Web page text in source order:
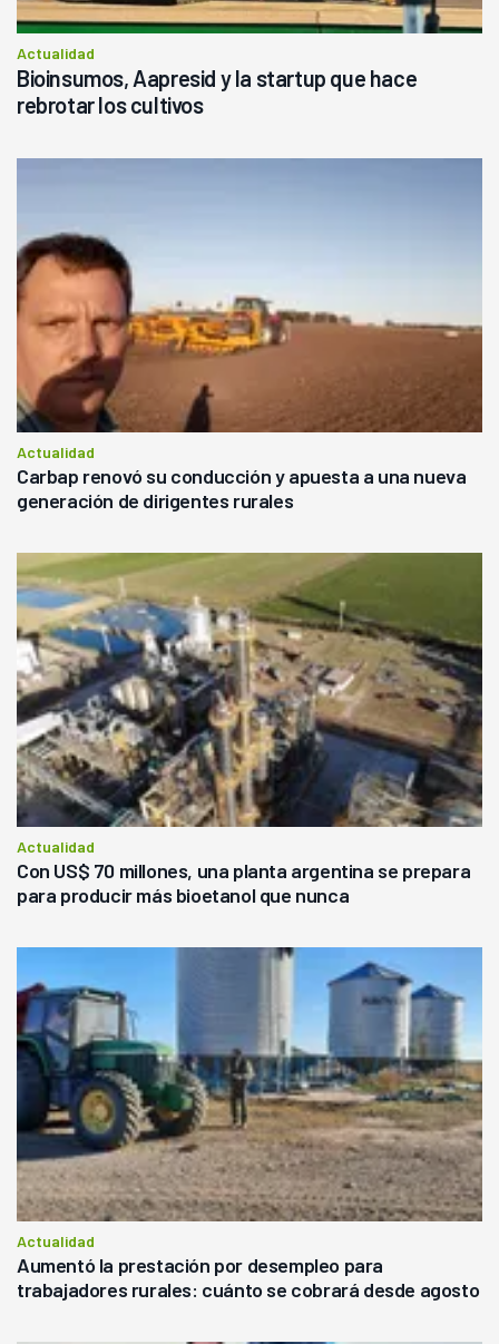
Actualidad
Bioinsumos, Aapresid y la startup que hace
rebrotar los cultivos
Actualidad
Carbap renovó su conducción y apuesta a una nueva
generación de dirigentes rurales
Actualidad
Con US$ 70 millones, una planta argentina se prepara
para producir más bioetanol que nunca
Actualidad
Aumentó la prestación por desempleo para
trabajadores rurales: cuánto se cobrará desde agosto